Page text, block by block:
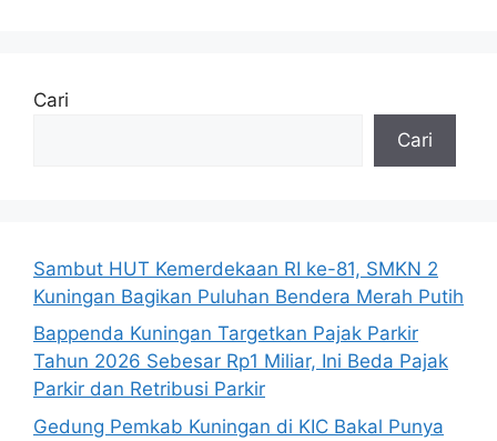
Cari
Cari
Sambut HUT Kemerdekaan RI ke-81, SMKN 2
Kuningan Bagikan Puluhan Bendera Merah Putih
Bappenda Kuningan Targetkan Pajak Parkir
Tahun 2026 Sebesar Rp1 Miliar, Ini Beda Pajak
Parkir dan Retribusi Parkir
Gedung Pemkab Kuningan di KIC Bakal Punya